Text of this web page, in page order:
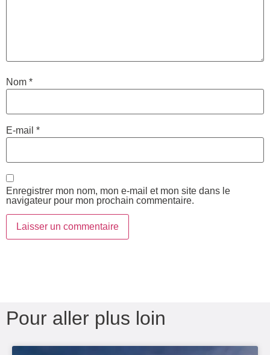
Nom *
E-mail *
Enregistrer mon nom, mon e-mail et mon site dans le
navigateur pour mon prochain commentaire.
Pour aller plus loin